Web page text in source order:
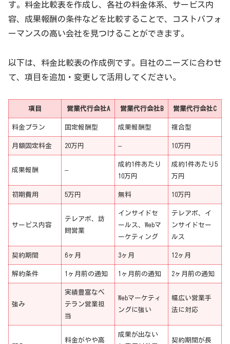
す。料金比較表を作成し、各社の料金体系、サービス内
容、成果報酬の条件などを比較することで、コストパフォ
ーマンスの高い会社を見つけることができます。
以下は、料金比較表の作成例です。自社のニーズに合わせ
て、項目を追加・変更して活用してください。
項目 営業代行会社A 営業代行会社B 営業代行会社C
料金プラン 固定報酬型 成果報酬型 複合型
月額固定料金 20万円 – 10万円
成果報酬 –
成約1件あたり
10万円
成約1件あたり5
万円
初期費用 5万円 無料 10万円
サービス内容
テレアポ、訪
問営業
インサイドセ
ールス、Webマ
ーケティング
テレアポ、イ
ンサイドセー
ルス
契約期間 6ヶ月 3ヶ月 12ヶ月
解約条件 1ヶ月前の通知 1ヶ月前の通知 2ヶ月前の通知
強み
実績豊富なベ
テラン営業担
当
Webマーケティ
ングに強い
幅広い営業手
法に対応
料金がやや高
成果が出ない
契約期間が長